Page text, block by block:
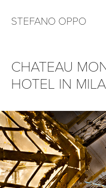
STEFANO OPPO
CHATEAU
HOTEL IN